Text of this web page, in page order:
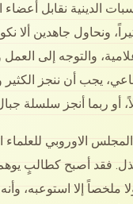
الدينية نقابل أعضاء
ونحاول جاهدين ألا
والتوجه إلى
يجب أن ننجز
أو ربما أنجز سلسلة
الاوروبي
فقد أصبح كطالبٍ يوهم
ملخصاً إلا استوعبه،